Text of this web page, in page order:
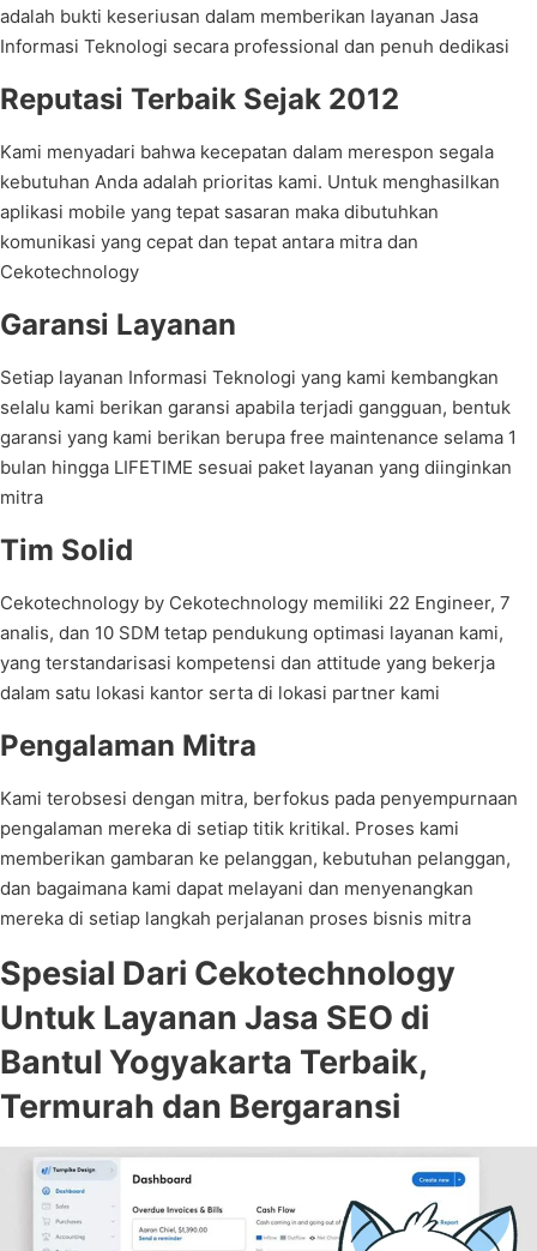
adalah bukti keseriusan dalam memberikan layanan Jasa
Informasi Teknologi secara professional dan penuh dedikasi
Reputasi Terbaik Sejak 2012
Kami menyadari bahwa kecepatan dalam merespon segala
kebutuhan Anda adalah prioritas kami. Untuk menghasilkan
aplikasi mobile yang tepat sasaran maka dibutuhkan
komunikasi yang cepat dan tepat antara mitra dan
Cekotechnology
Garansi Layanan
Setiap layanan Informasi Teknologi yang kami kembangkan
selalu kami berikan garansi apabila terjadi gangguan, bentuk
garansi yang kami berikan berupa free maintenance selama 1
bulan hingga LIFETIME sesuai paket layanan yang diinginkan
mitra
Tim Solid
Cekotechnology by Cekotechnology memiliki 22 Engineer, 7
analis, dan 10 SDM tetap pendukung optimasi layanan kami,
yang terstandarisasi kompetensi dan attitude yang bekerja
dalam satu lokasi kantor serta di lokasi partner kami
Pengalaman Mitra
Kami terobsesi dengan mitra, berfokus pada penyempurnaan
pengalaman mereka di setiap titik kritikal. Proses kami
memberikan gambaran ke pelanggan, kebutuhan pelanggan,
dan bagaimana kami dapat melayani dan menyenangkan
mereka di setiap langkah perjalanan proses bisnis mitra
Spesial Dari Cekotechnology
Untuk Layanan Jasa SEO di
Bantul Yogyakarta Terbaik,
Termurah dan Bergaransi